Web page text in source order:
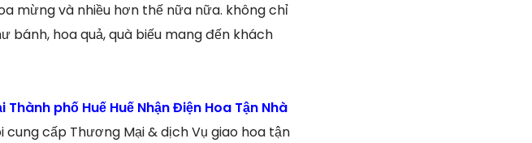
mừng và nhiều hơn thế nữa nữa. không chỉ
bánh, hoa quả, quà biếu mang đến khách
phố Huế Huế Nhận Điện Hoa Tận Nhà
cấp Thương Mại & dịch Vụ giao hoa tận